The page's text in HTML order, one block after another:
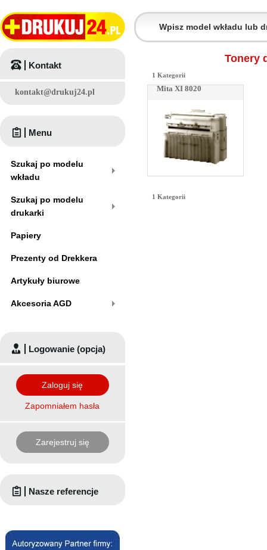
Tonery
1 Kategorii
Mita XI 8020
1 Kategorii
Kontakt
kontakt@drukuj24.pl
Menu
Szukaj po modelu
wkładu
Szukaj po modelu
drukarki
Papiery
Prezenty od Drekkera
Artykuły biurowe
Akcesoria AGD
Logowanie (opcja)
Zaloguj się
Zapomniałem hasła
Zarejestruj się
Nasze referencje